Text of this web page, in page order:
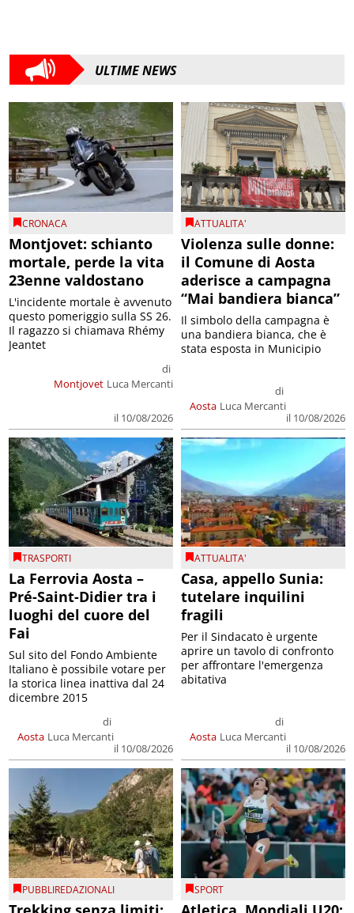
ULTIME NEWS
CRONACA
Montjovet: schianto
mortale, perde la vita
23enne valdostano
Montjovet
di
Luca Mercanti
il 10/08/2026
L'incidente mortale è avvenuto
questo pomeriggio sulla SS 26.
Il ragazzo si chiamava Rhémy
Jeantet
ATTUALITA'
Violenza sulle donne:
il Comune di Aosta
aderisce a campagna
“Mai bandiera bianca”
Aosta
di
Luca Mercanti
il 10/08/2026
Il simbolo della campagna è
una bandiera bianca, che è
stata esposta in Municipio
TRASPORTI
La Ferrovia Aosta –
Pré-Saint-Didier tra i
luoghi del cuore del
Fai
Aosta
di
Luca Mercanti
il 10/08/2026
Sul sito del Fondo Ambiente
Italiano è possibile votare per
la storica linea inattiva dal 24
dicembre 2015
ATTUALITA'
Casa, appello Sunia:
tutelare inquilini
fragili
Aosta
di
Luca Mercanti
il 10/08/2026
Per il Sindacato è urgente
aprire un tavolo di confronto
per affrontare l'emergenza
abitativa
PUBBLIREDAZIONALI SPORT